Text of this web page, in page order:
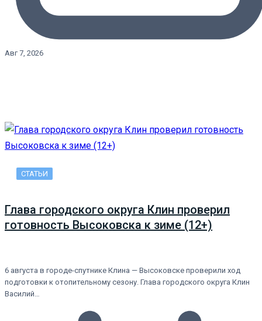
Авг 7, 2026
СТАТЬИ
Глава городского округа Клин проверил
готовность Высоковска к зиме (12+)
6 августа в городе-спутнике Клина — Высоковске проверили ход
подготовки к отопительному сезону. Глава городского округа Клин
Василий…